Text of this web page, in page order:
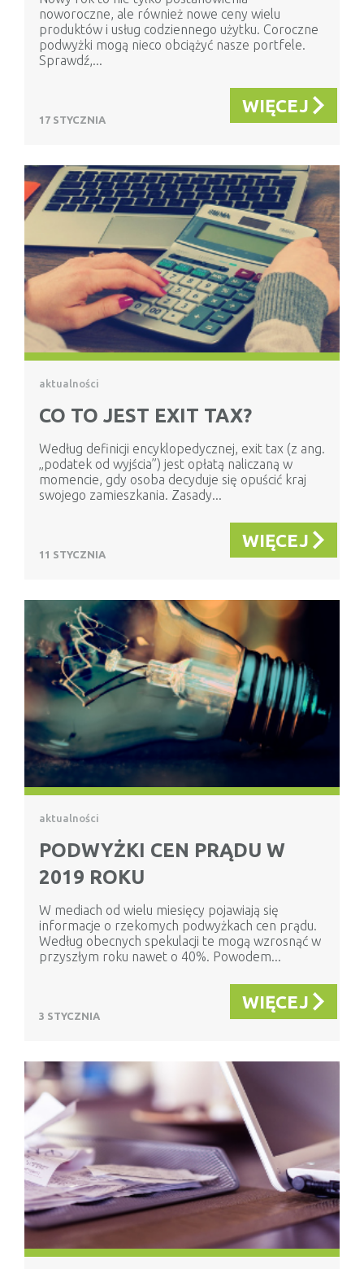
noworoczne, ale również nowe ceny wielu
produktów i usług codziennego użytku. Coroczne
podwyżki mogą nieco obciążyć nasze portfele.
Sprawdź,...
17 STYCZNIA
WIĘCEJ
aktualności
CO TO JEST EXIT TAX?
Według definicji encyklopedycznej, exit tax (z ang.
„podatek od wyjścia”) jest opłatą naliczaną w
momencie, gdy osoba decyduje się opuścić kraj
swojego zamieszkania. Zasady...
11 STYCZNIA
WIĘCEJ
aktualności
PODWYŻKI CEN PRĄDU W
2019 ROKU
W mediach od wielu miesięcy pojawiają się
informacje o rzekomych podwyżkach cen prądu.
Według obecnych spekulacji te mogą wzrosnąć w
przyszłym roku nawet o 40%. Powodem...
3 STYCZNIA
WIĘCEJ